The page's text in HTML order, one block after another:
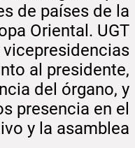
de países de la
Oriental. UGT
al presidente,
del órgano, y
presencia en el
y la asamblea.